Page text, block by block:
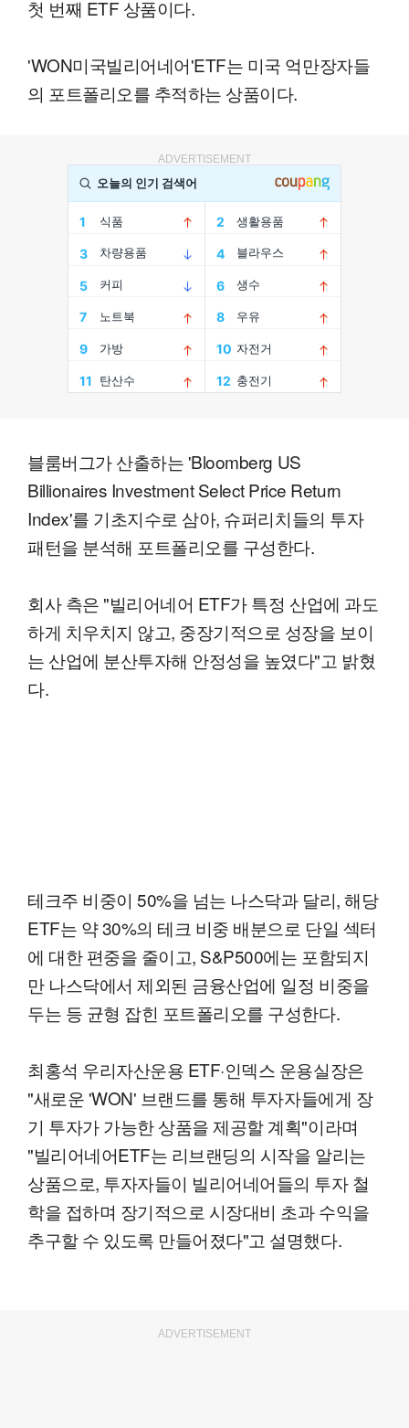
첫 번째 ETF 상품이다.
'WON미국빌리어네어'ETF는 미국 억만장자들
의 포트폴리오를 추적하는 상품이다.
ADVERTISEMENT
블룸버그가 산출하는 'Bloomberg US
Billionaires Investment Select Price Return
Index'를 기초지수로 삼아, 슈퍼리치들의 투자
패턴을 분석해 포트폴리오를 구성한다.
회사 측은 "빌리어네어 ETF가 특정 산업에 과도
하게 치우치지 않고, 중장기적으로 성장을 보이
는 산업에 분산투자해 안정성을 높였다"고 밝혔
다.
테크주 비중이 50%을 넘는 나스닥과 달리, 해당
ETF는 약 30%의 테크 비중 배분으로 단일 섹터
에 대한 편중을 줄이고, S&P500에는 포함되지
만 나스닥에서 제외된 금융산업에 일정 비중을
두는 등 균형 잡힌 포트폴리오를 구성한다.
최홍석 우리자산운용 ETF·인덱스 운용실장은
"새로운 'WON' 브랜드를 통해 투자자들에게 장
기 투자가 가능한 상품을 제공할 계획"이라며
"빌리어네어ETF는 리브랜딩의 시작을 알리는
상품으로, 투자자들이 빌리어네어들의 투자 철
학을 접하며 장기적으로 시장대비 초과 수익을
추구할 수 있도록 만들어졌다"고 설명했다.
ADVERTISEMENT